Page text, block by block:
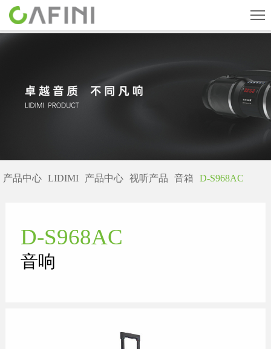
产品中心
人才招聘
CN English ESPAÑOL
产品中心 LIDIMI 产品中心 视听产品 音箱 D-S968AC
D-S968AC
音响